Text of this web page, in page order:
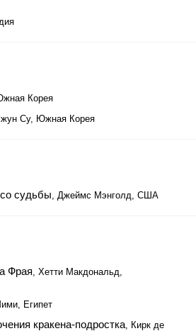
Корея
Су, Южная Корея
судьбы, Джеймс Мэнголд, США
Фрая, Хетти Макдональд,
Египет
кракена-подростка, Кирк де